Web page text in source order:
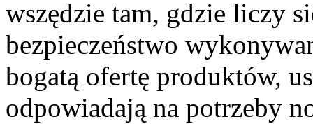
wszędzie tam, gdzie liczy
bezpieczeństwo
bogatą ofertę produktów,
odpowiadają na potrzeby